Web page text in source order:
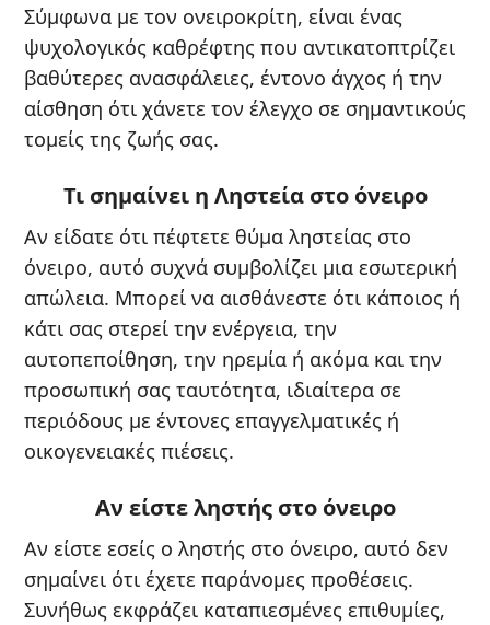
Σύμφωνα με τον ονειροκρίτη, είναι ένας
ψυχολογικός καθρέφτης που αντικατοπτρίζει
βαθύτερες ανασφάλειες, έντονο άγχος ή την
αίσθηση ότι χάνετε τον έλεγχο σε σημαντικούς
τομείς της ζωής σας.
Τι σημαίνει η Ληστεία στο όνειρο
Αν είδατε ότι πέφτετε θύμα ληστείας στο
όνειρο, αυτό συχνά συμβολίζει μια εσωτερική
απώλεια. Μπορεί να αισθάνεστε ότι κάποιος ή
κάτι σας στερεί την ενέργεια, την
αυτοπεποίθηση, την ηρεμία ή ακόμα και την
προσωπική σας ταυτότητα, ιδιαίτερα σε
περιόδους με έντονες επαγγελματικές ή
οικογενειακές πιέσεις.
Αν είστε ληστής στο όνειρο
Αν είστε εσείς ο ληστής στο όνειρο, αυτό δεν
σημαίνει ότι έχετε παράνομες προθέσεις.
Συνήθως εκφράζει καταπιεσμένες επιθυμίες,